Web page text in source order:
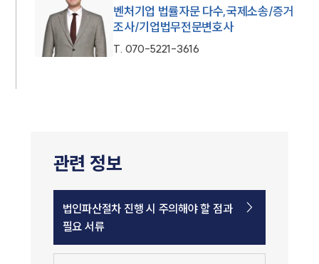
벤처기업 법률자문 다수,국제소송/증거
조사/기업법무전문변호사
T. 070-5221-3616
관련 정보
법인파산절차 진행 시 주의해야 할 점과
필요 서류